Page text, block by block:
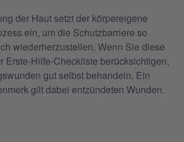
der Haut setzt der körpereigene
ein, um die Schutzbarriere so
wiederherzustellen. Wenn Sie diese
Erste-Hilfe-Checkliste berücksichtigen,
gut selbst behandeln. Ein
gilt dabei entzündeten Wunden.